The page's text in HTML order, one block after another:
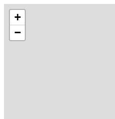
+
−